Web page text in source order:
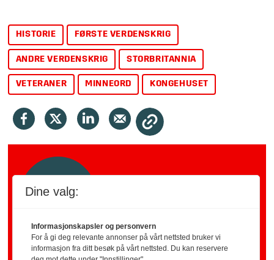
HISTORIE FØRSTE VERDENSKRIG
ANDRE VERDENSKRIG STORBRITANNIA
VETERANER MINNEORD KONGEHUSET
Ønsker du å holde
Dine valg:
Informasjonskapsler og personvern
For å gi deg relevante annonser på vårt nettsted bruker vi
informasjon fra ditt besøk på vårt nettsted. Du kan reservere